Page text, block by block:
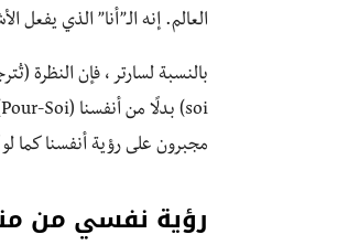
العالم. إنه الـ”أنا” الذي يفعل
soi) بدلًا من أنفسنا (Pour-Soi). إنها تحوّلنا من موضوع حياتنا إلى شيءٍ في الخلفية. عندما
مجبرون على رؤية أنفسنا كما
رؤية نفسي من